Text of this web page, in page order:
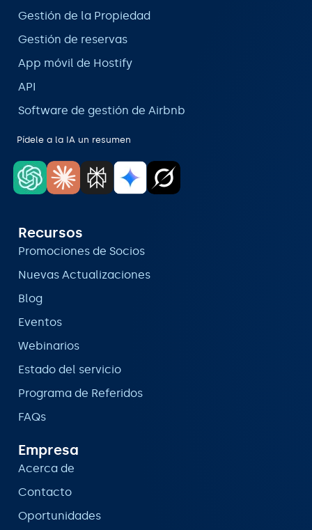
Gestión de la Propiedad
Gestión de reservas
App móvil de Hostify
API
Software de gestión de Airbnb
Pídele a la IA un resumen
Recursos
Promociones de Socios
Nuevas Actualizaciones
Blog
Eventos
Webinarios
Estado del servicio
Programa de Referidos
FAQs
Empresa
Acerca de
Contacto
Oportunidades